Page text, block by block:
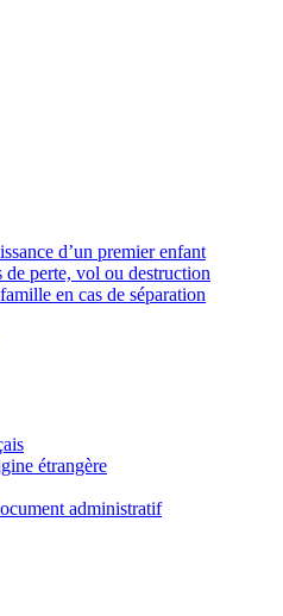
d’un premier enfant
perte, vol ou destruction
en cas de séparation
étrangère
administratif